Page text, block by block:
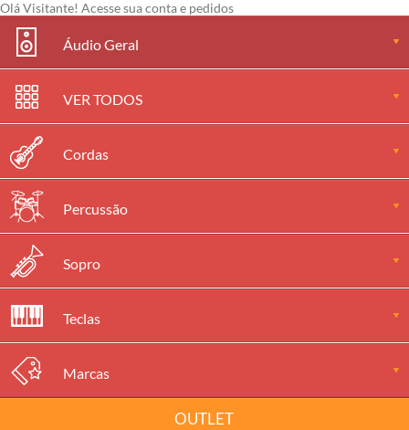
Olá Visitante! Acesse sua conta e pedidos
Áudio Geral
VER TODOS
Cordas
Percussão
Sopro
Teclas
Marcas
OUTLET